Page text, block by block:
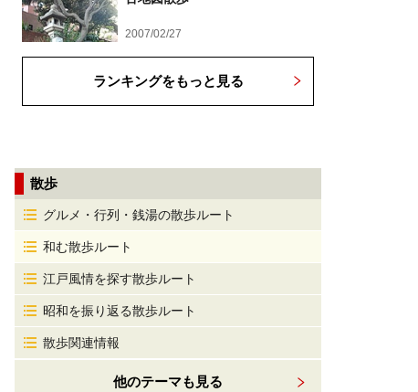
2007/02/27
ランキングをもっと見る
散歩
グルメ・行列・銭湯の散歩ルート
和む散歩ルート
江戸風情を探す散歩ルート
昭和を振り返る散歩ルート
散歩関連情報
他のテーマも見る